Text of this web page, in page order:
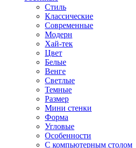
Стиль
Классические
Современные
Модерн
Хай-тек
Цвет
Белые
Венге
Светлые
Темные
Размер
Мини стенки
Форма
Угловые
Особенности
С компьютерным столом